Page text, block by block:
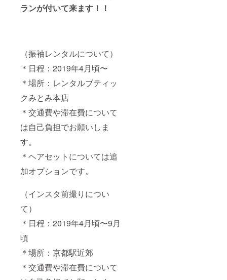
ランが付いて来ます！！
（振袖レンタルについて）
＊日程：2019年4月頃〜
＊場所：レンタルブティッ
クみとみ本店
＊交通費や滞在費について
は自己負担でお願いしま
す。
＊ヘアセットについては追
加オプションです。
（インスタ前撮りについ
て）
＊日程：2019年4月頃〜9月
頃
＊場所：京都駅近郊
＊交通費や滞在費について